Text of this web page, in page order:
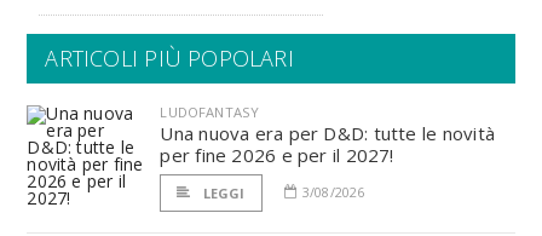
ARTICOLI PIÙ POPOLARI
LUDOFANTASY
Una nuova era per D&D: tutte le novità
per fine 2026 e per il 2027!
LEGGI 3/08/2026